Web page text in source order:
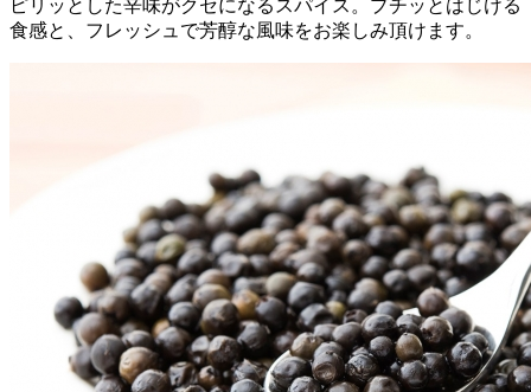
ピリッとした辛味がクセになるスパイス。プチッとはじける
食感と、フレッシュで芳醇な風味をお楽しみ頂けます。